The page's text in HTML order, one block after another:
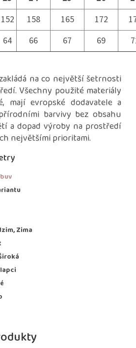
152 158 165 172
64 66 67 69
na co největší šetrnosti
Všechny použité materiály
mají evropské dodavatele a
barvivy bez obsahu
a dopad výroby na prostředí
největšími prioritami.
Zima